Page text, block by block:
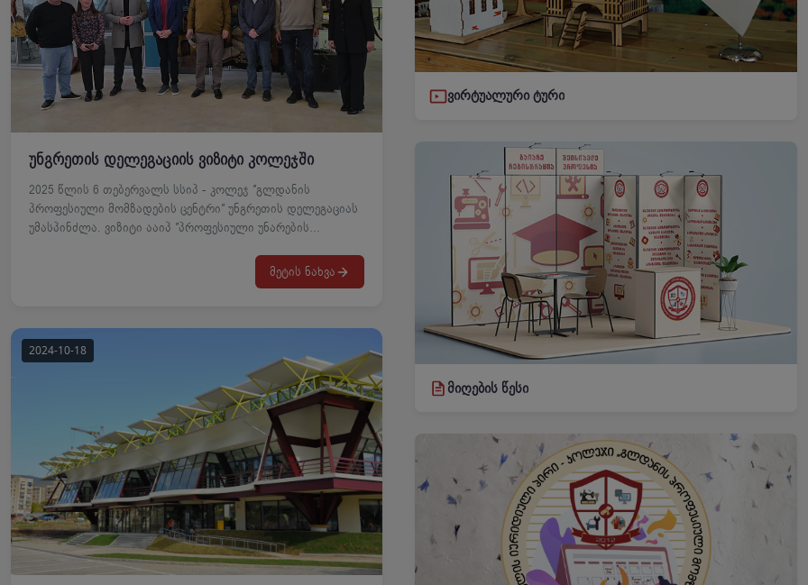
უნგრეთის დელეგაციის ვიზიტი კოლეჯში
2025 წლის 6 თებერვალს სსიპ - კოლეჯ ″გლდანის
პროფესიული მომზადების ცენტრი″ უნგრეთის დელეგაციას
უმასპინძლა. ვიზიტი ააიპ ″პროფესიული უნარების
პროფესიული განათლების წარმომადგენლებმა
პრაქტიკული სწავლების სივრცეები და ინფრასტრუქტურა
საგანმანათლებლო პროგრამებზე სწავლის რეგულაციებს.
დაესწრნენ სასწავლო პროცესს და იმედი გამოთქვეს
მეტის ნახვა
ვირტუალური ტური
მიღების წესი